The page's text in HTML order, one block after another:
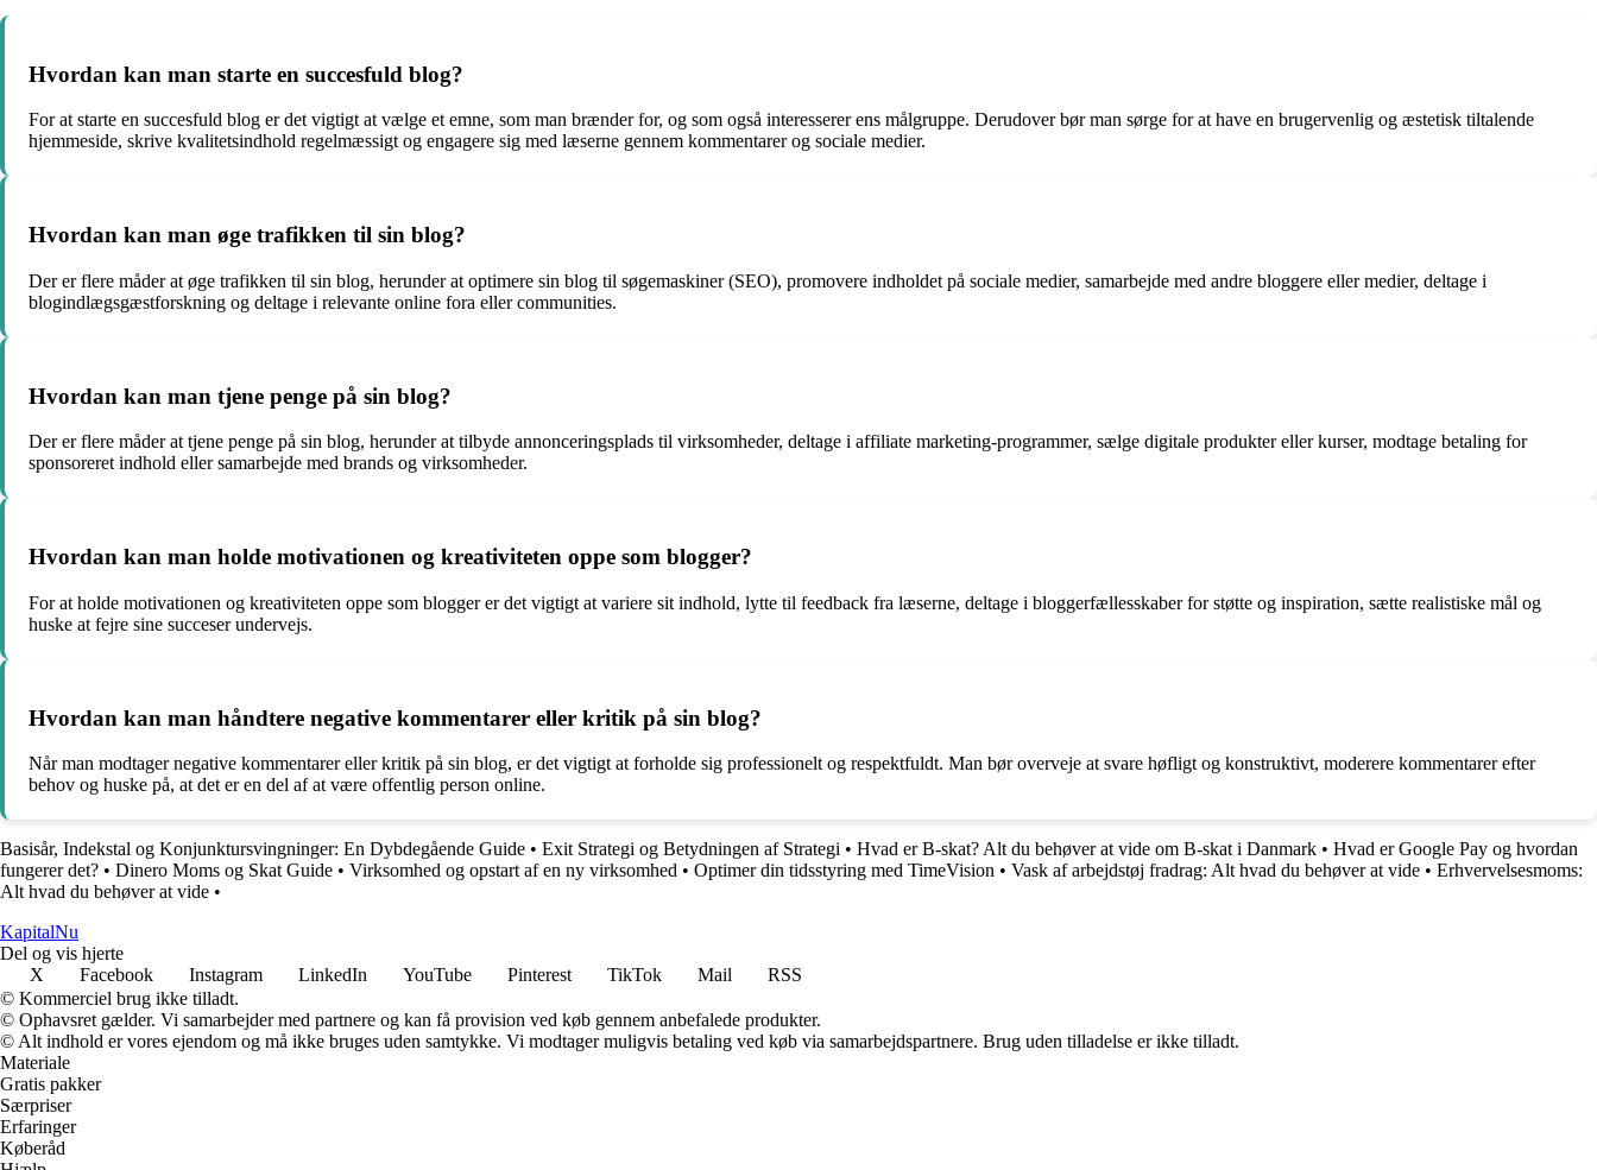
Hvordan kan man starte en succesfuld blog?
For at starte en succesfuld blog er det vigtigt at vælge et emne, som man brænder for, og som også interesserer ens målgruppe. Derudover bør man sørge for at have en brugervenlig og æstetisk tiltalende
hjemmeside, skrive kvalitetsindhold regelmæssigt og engagere sig med læserne gennem kommentarer og sociale medier.
Hvordan kan man øge trafikken til sin blog?
Der er flere måder at øge trafikken til sin blog, herunder at optimere sin blog til søgemaskiner (SEO), promovere indholdet på sociale medier, samarbejde med andre bloggere eller medier, deltage i
blogindlægsgæstforskning og deltage i relevante online fora eller communities.
Hvordan kan man tjene penge på sin blog?
Der er flere måder at tjene penge på sin blog, herunder at tilbyde annonceringsplads til virksomheder, deltage i affiliate marketing-programmer, sælge digitale produkter eller kurser, modtage betaling for
sponsoreret indhold eller samarbejde med brands og virksomheder.
Hvordan kan man holde motivationen og kreativiteten oppe som blogger?
For at holde motivationen og kreativiteten oppe som blogger er det vigtigt at variere sit indhold, lytte til feedback fra læserne, deltage i bloggerfællesskaber for støtte og inspiration, sætte realistiske mål og
huske at fejre sine succeser undervejs.
Hvordan kan man håndtere negative kommentarer eller kritik på sin blog?
Når man modtager negative kommentarer eller kritik på sin blog, er det vigtigt at forholde sig professionelt og respektfuldt. Man bør overveje at svare høfligt og konstruktivt, moderere kommentarer efter
behov og huske på, at det er en del af at være offentlig person online.
Basisår, Indekstal og Konjunktursvingninger: En Dybdegående Guide • Exit Strategi og Betydningen af Strategi • Hvad er B-skat? Alt du behøver at vide om B-skat i Danmark • Hvad er Google Pay og hvordan
fungerer det? • Dinero Moms og Skat Guide • Virksomhed og opstart af en ny virksomhed • Optimer din tidsstyring med TimeVision • Vask af arbejdstøj fradrag: Alt hvad du behøver at vide • Erhvervelsesmoms:
Alt hvad du behøver at vide •
KapitalNu
Del og vis hjerte
X
Facebook Instagram LinkedIn YouTube Pinterest TikTok Mail
RSS
© Kommerciel brug ikke tilladt.
© Ophavsret gælder. Vi samarbejder med partnere og kan få provision ved køb gennem anbefalede produkter.
© Alt indhold er vores ejendom og må ikke bruges uden samtykke. Vi modtager muligvis betaling ved køb via samarbejdspartnere. Brug uden tilladelse er ikke tilladt.
Materiale
Gratis pakker
Særpriser
Erfaringer
Køberåd